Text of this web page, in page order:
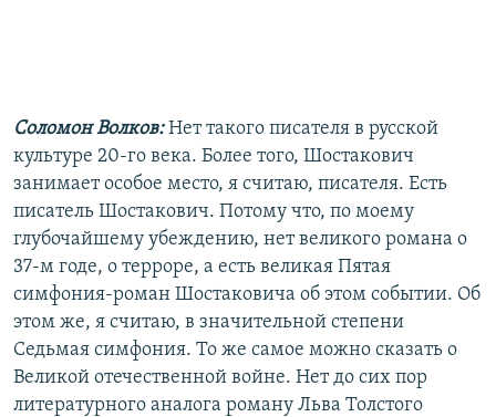
Соломон Волков:Нет такого писателя в русской
культуре 20-го века. Более того, Шостакович
занимает особое место, я считаю, писателя. Есть
писатель Шостакович. Потому что, по моему
глубочайшему убеждению, нет великого романа о
37-м годе, о терроре, а есть великая Пятая
симфония-роман Шостаковича об этом событии. Об
этом же, я считаю, в значительной степени
Седьмая симфония. То же самое можно сказать о
Великой отечественной войне. Нет до сих пор
литературного аналога роману Льва Толстого